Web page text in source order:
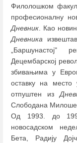
Филолошком
професионалну
Дневник. Као
Дневника
„Баршунастој"
Децембарској
збивањима у
оставку на место
отпуштен из
Слободана
Од 1993. до
новосадском
Бета, Радију